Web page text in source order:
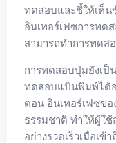
ทดสอบและชี้ให้เห็
อินเทอร์เฟซการท
สามารถทำการทดส
การทดสอบปุ่มยังเป็
ทดสอบแป้นพิมพ์ได้
ตอน อินเทอร์เฟซข
ธรรมชาติ ทำให้ผู้ใช้
อย่างรวดเร็วเมื่อเข้า